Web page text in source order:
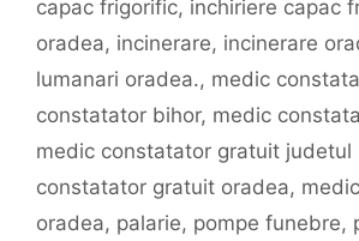
capac frigorific, inchiriere capac
oradea, incinerare, incinerare
lumanari oradea., medic
constatator bihor, medic
medic constatator gratuit judetul
constatator gratuit oradea,
oradea, palarie, pompe funebre,